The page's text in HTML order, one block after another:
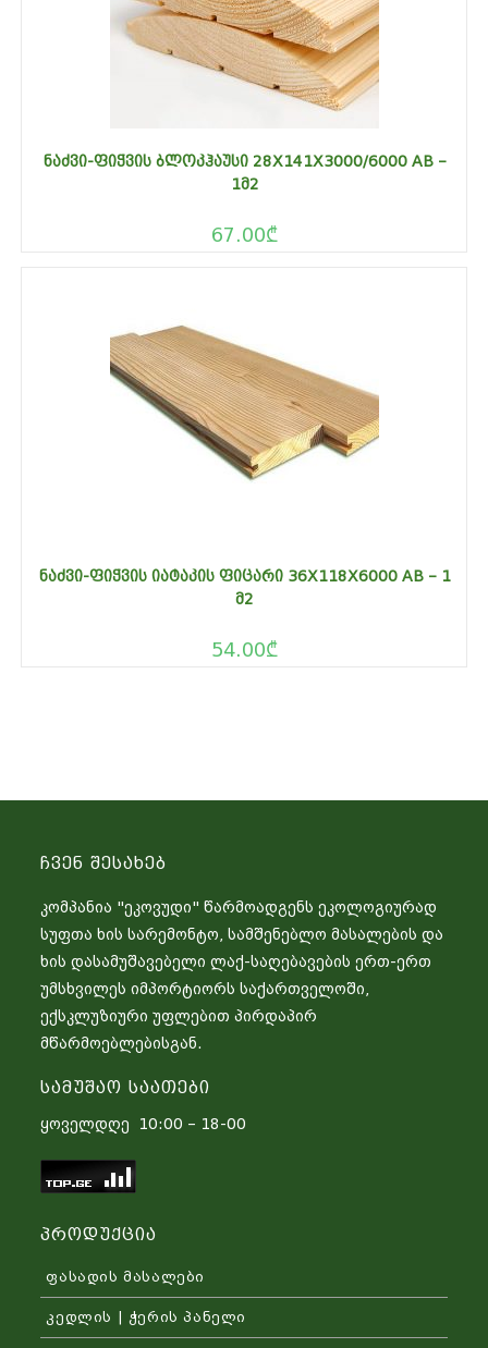
ᲜᲐᲫᲕᲘ-ᲤᲘᲭᲕᲘᲡ ᲑᲚᲝᲙᲰᲐᲣᲡᲘ 28X141X3000/6000 AB –
1Მ2
67.00₾
ᲜᲐᲫᲕᲘ-ᲤᲘᲭᲕᲘᲡ ᲘᲐᲢᲐᲙᲘᲡ ᲤᲘᲪᲐᲠᲘ 36X118X6000 AB – 1
Მ2
54.00₾
Ჩვენ Შესახებ
კომპანია "ეკოვუდი" წარმოადგენს ეკოლოგიურად
სუფთა ხის სარემონტო, სამშენებლო მასალების და
ხის დასამუშავებელი ლაქ-საღებავების ერთ-ერთ
უმსხვილეს იმპორტიორს საქართველოში,
ექსკლუზიური უფლებით პირდაპირ
მწარმოებლებისგან.
Სამუშაო Საათები
ყოველდღე 10:00 – 18-00
Პროდუქცია
ფასადის მასალები
კედლის | ჭერის პანელი